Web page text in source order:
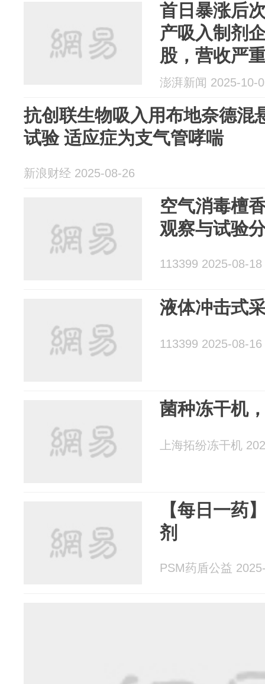
首日暴涨后
产吸入制剂
股，营收严
澎湃新闻 2025-10-
抗创联生物吸入用布地奈德混
试验 适应症为支气管哮喘
新浪财经 2025-08-26
空气消毒檀
观察与试验
113399 2025-08-18
液体冲击式
113399 2025-08-16
菌种冻干机
上海拓纷冻干机
【每日一药
剂
PSM药盾公益